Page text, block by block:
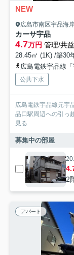
NEW
広島市南区宇品海
カーサ宇品
4.7万円 管理/共
28.45㎡ (1K) /築30
広島電鉄宇品線
公共下水
広島電鉄宇品線元宇
品口駅周辺への引っ
見る
募集中の部屋
2
アパート